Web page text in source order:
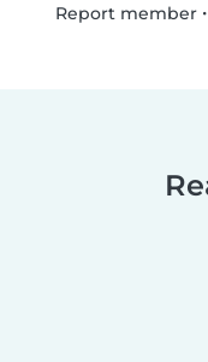
Report member•